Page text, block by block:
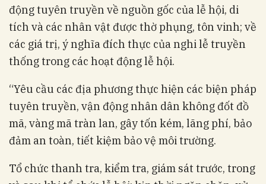
động tuyên truyền về nguồn gốc của lễ hội, di
tích và các nhân vật được thờ phụng, tôn vinh; về
các giá trị, ý nghĩa đích thực của nghi lễ truyền
thống trong các hoạt động lễ hội.
“Yêu cầu các địa phương thực hiện các biện pháp
tuyên truyền, vận động nhân dân không đốt đồ
mã, vàng mã tràn lan, gây tốn kém, lãng phí, bảo
đảm an toàn, tiết kiệm bảo vệ môi trường.
Tổ chức thanh tra, kiểm tra, giám sát trước, trong